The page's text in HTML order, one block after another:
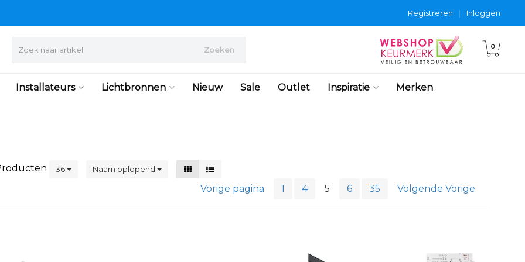
Inloggen
|
Registreren
Zoeken 0
Installateurs Lichtbronnen Nieuw Sale Outlet Inspiratie Merken
36 Naam oplopend
Vorige pagina 1 4 5 6 35 Volgende Vorige